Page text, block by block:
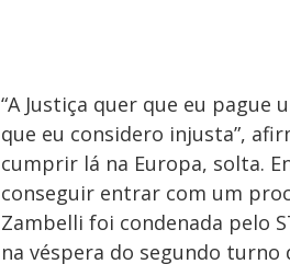
“A Justiça quer que eu
que eu considero injusta”,
cumprir lá na Europa, solta.
conseguir entrar com um
Zambelli foi condenada pelo
na véspera do segundo turno